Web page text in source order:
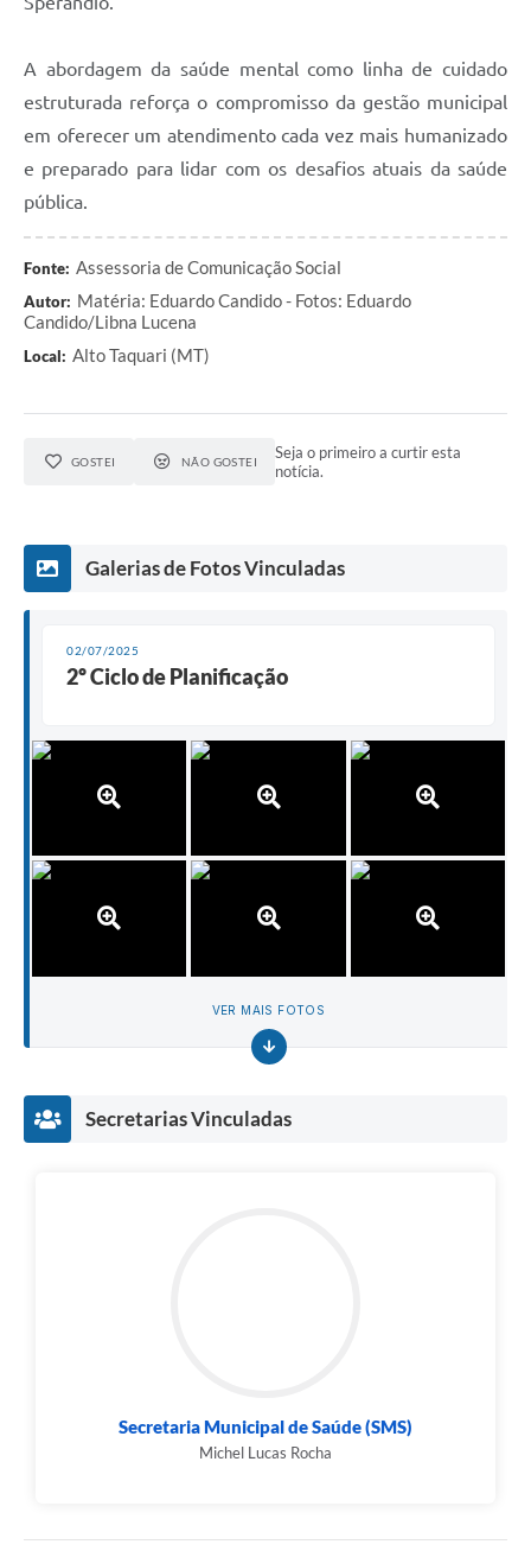
A abordagem da saúde mental como linha de cuidado
estruturada reforça o compromisso da gestão municipal
em oferecer um atendimento cada vez mais humanizado
e preparado para lidar com os desafios atuais da saúde
pública.
Fonte: Assessoria de Comunicação Social
Autor: Matéria: Eduardo Candido - Fotos: Eduardo
Candido/Libna Lucena
Local: Alto Taquari (MT)
GOSTEI NÃO GOSTEI
Seja o primeiro a curtir esta
notícia.
Galerias de Fotos Vinculadas
02/07/2025
2º Ciclo de Planificação
VER MAIS FOTOS
Secretarias Vinculadas
Secretaria Municipal de Saúde (SMS)
Michel Lucas Rocha